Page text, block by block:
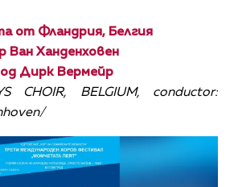
от Фландрия, Белгия
Ханденховен
Дирк Вермейр
CHOIR, BELGIUM, conductor: